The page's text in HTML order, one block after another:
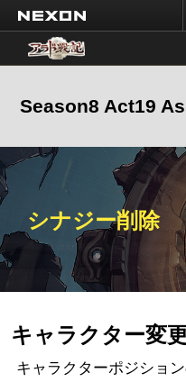
Season8 Act19
シナジー削除
キャラクター変
キャラクターポジショ